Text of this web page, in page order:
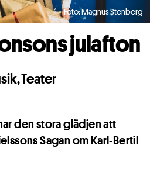
Foto: Magnus Stenberg
julafton
,Teater
den stora glädjen att
Sagan om Karl-Bertil